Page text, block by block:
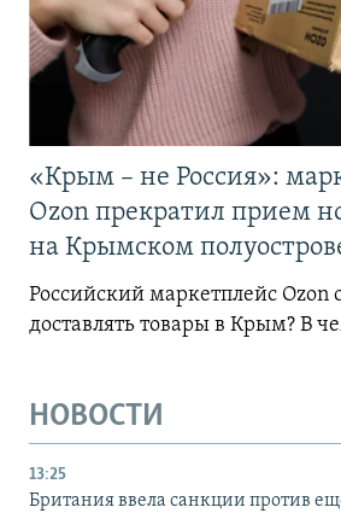
«Крым – не Россия»:
Ozon прекратил прием
на Крымском
Российский маркетплейс Ozon
доставлять товары в Крым? В
НОВОСТИ
13:25
Британия ввела санкции против